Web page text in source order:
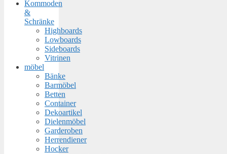
Kommoden
&
Schränke
Highboards
Lowboards
Sideboards
Vitrinen
möbel
Bänke
Barmöbel
Betten
Container
Dekoartikel
Dielenmöbel
Garderoben
Herrendiener
Hocker